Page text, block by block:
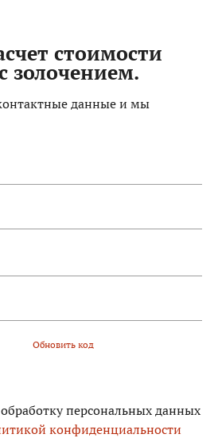
стоимости
золочением.
данные и мы
Обновить код
персональных данных
конфиденциальности